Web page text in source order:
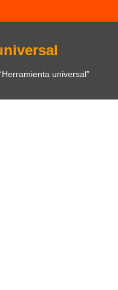
universal”